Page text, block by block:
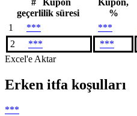
geçerlilik süresi
%
1
*** ***
2
*** ***
Excel'e Aktar
Erken itfa koşulları
***